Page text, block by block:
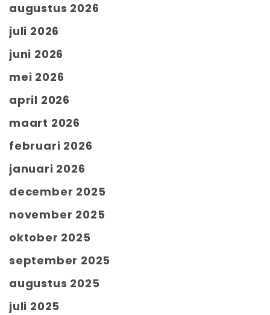
augustus 2026
juli 2026
juni 2026
mei 2026
april 2026
maart 2026
februari 2026
januari 2026
december 2025
november 2025
oktober 2025
september 2025
augustus 2025
juli 2025